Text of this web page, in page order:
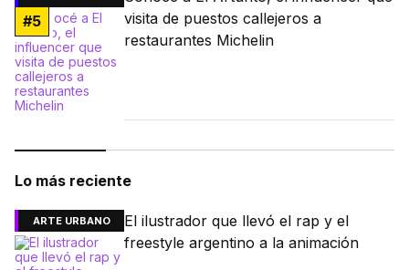
#5
visita de puestos callejeros a
restaurantes Michelin
Lo más reciente
ARTE URBANO
El ilustrador que llevó el rap y el
freestyle argentino a la animación